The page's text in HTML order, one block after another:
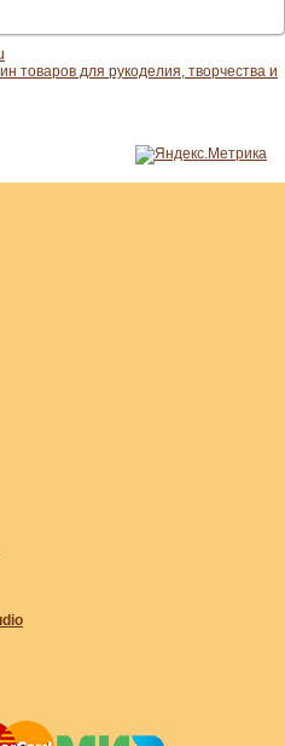
товаров для рукоделия, творчества и